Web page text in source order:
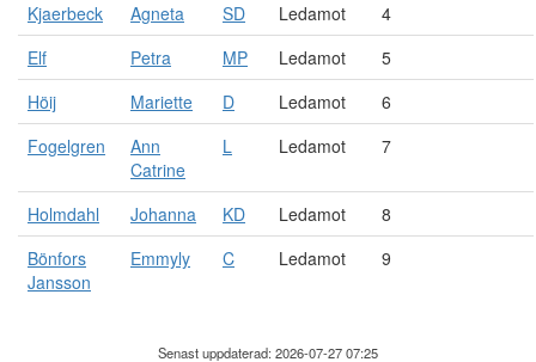
Kjaerbeck
Agneta SD Ledamot
4
Elf
Petra MP Ledamot
5
Höij
Mariette D Ledamot
6
Fogelgren
Ann
Catrine
L Ledamot 7
Holmdahl Johanna KD Ledamot
8
Bönfors
Jansson
Emmyly C Ledamot 9
Senast uppdaterad: 2026-07-27 07:25